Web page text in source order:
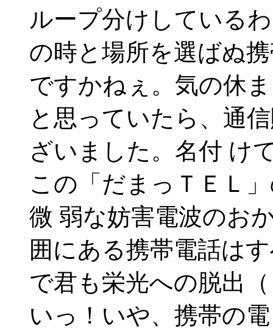
ループ分けしている
の時と場所を選ばぬ
ですかねぇ。気の休
と思っていたら、通
ざいました。名付 け
この「だまっＴＥＬ
微 弱な妨害電波のお
囲にある携帯電話は
で君も栄光への脱出
いっ！いや、携帯の